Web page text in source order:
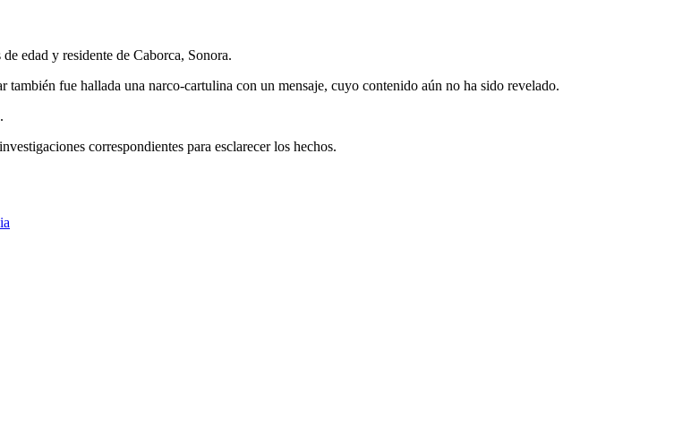
edad y residente de Caborca, Sonora.
fue hallada una narco-cartulina con un mensaje, cuyo contenido aún no ha sido revelado.
correspondientes para esclarecer los hechos.